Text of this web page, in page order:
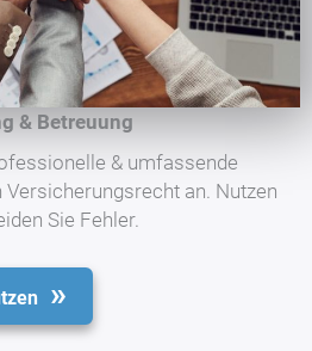
& Betreuung
& umfassende
an. Nutzen
Sie Fehler.